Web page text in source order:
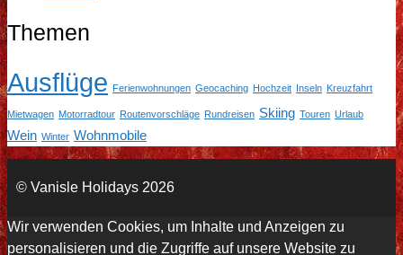
Themen
Ausflüge Ferienwohnungen Geocaching Hochzeit Inseln Kreuzfahrt
Mietwagen Motorradtour Routenvorschläge Rundreisen Skiing Touren Urlaub
Wein Winter Wohnmobile
© Vanisle Holidays 2026
Wir verwenden Cookies, um Inhalte und Anzeigen zu
personalisieren und die Zugriffe auf unsere Website zu